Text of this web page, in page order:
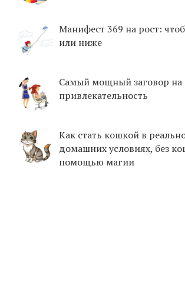
Манифест 369 на рост:
или ниже
Самый мощный заговор на
привлекательность
Как стать кошкой в
домашних условиях, без
помощью магии